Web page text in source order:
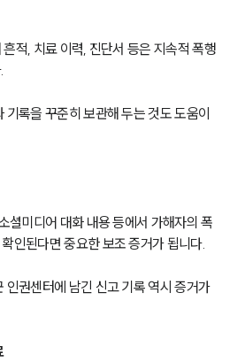
적, 치료 이력, 진단서 등은 지속적 폭행
록을 꾸준히 보관해 두는 것도 도움이
셜미디어 대화 내용 등에서 가해자의 폭
인된다면 중요한 보조 증거가 됩니다.
인권센터에 남긴 신고 기록 역시 증거가